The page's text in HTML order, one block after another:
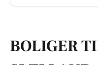
BOLIGER